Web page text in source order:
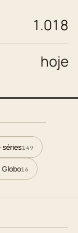
1.018
hoje
séries149
Globo16